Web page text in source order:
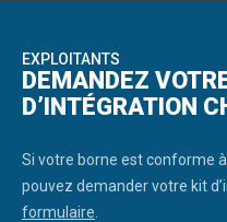
EXPLOITANTS
DEMANDEZ
D’INTÉGRATION
Si votre borne est conforme
pouvez demander votre kit
formulaire